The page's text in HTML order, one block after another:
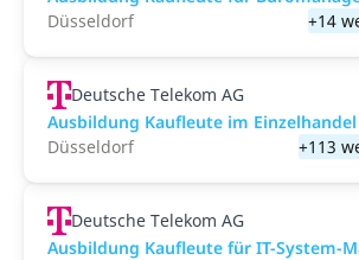
Düsseldorf
+14
Deutsche Telekom AG
Ausbildung Kaufleute im
Düsseldorf
+113
Deutsche Telekom AG
Ausbildung Kaufleute für IT-System-